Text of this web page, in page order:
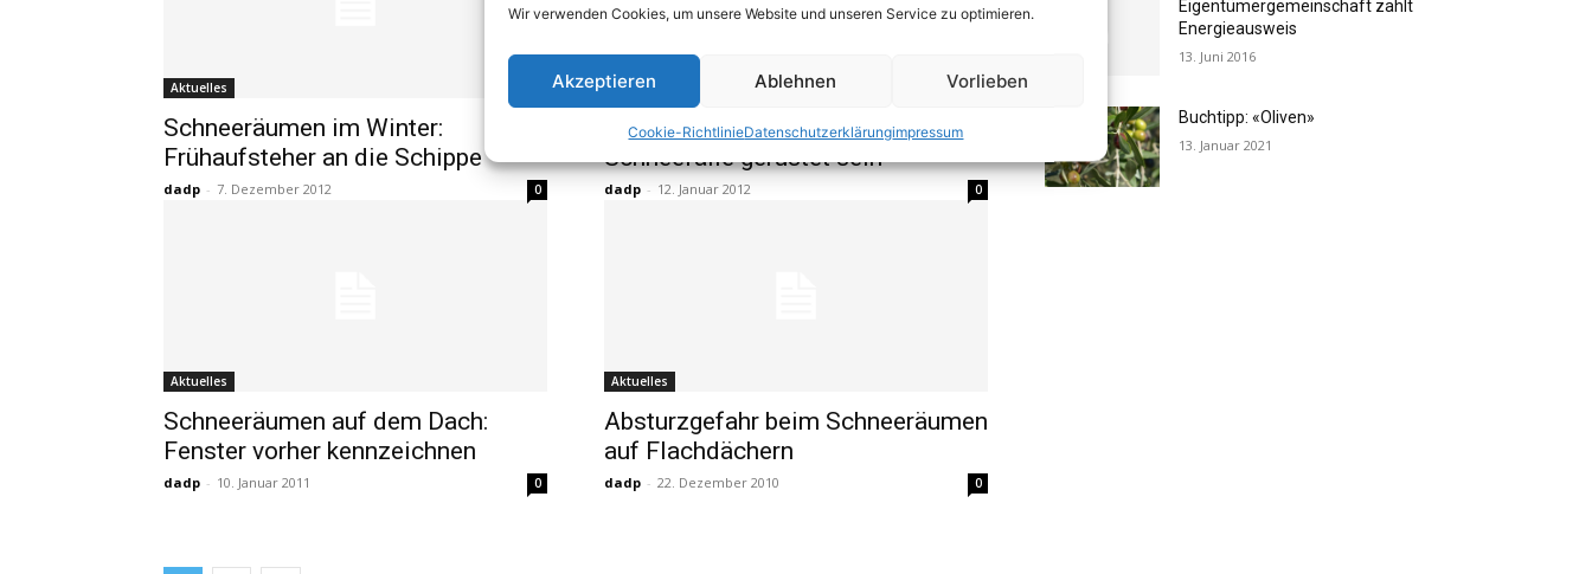
Wir verwenden Cookies, um unsere Website und unseren Service zu optimieren.
Akzeptieren Ablehnen Vorlieben
Cookie-RichtlinieDatenschutzerklärungimpressum
Aktuelles
Schneeräumen im Winter:
Frühaufsteher an die Schippe
dadp - 7. Dezember 2012 0
Aktuelles
Hausdächer müssen für
Schneefälle gerüstet sein
dadp - 12. Januar 2012 0
Aktuelles
Schneeräumen auf dem Dach:
Fenster vorher kennzeichnen
dadp - 10. Januar 2011 0
Aktuelles
Absturzgefahr beim Schneeräumen
auf Flachdächern
dadp - 22. Dezember 2010 0
Eigentümergemeinschaft zahlt
Energieausweis
13. Juni 2016
Buchtipp: «Oliven»
13. Januar 2021